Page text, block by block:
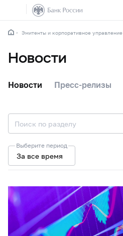
Эмитенты и корпоративное управление
Новости
Новости Пресс-релизы
Выберите период
За все время